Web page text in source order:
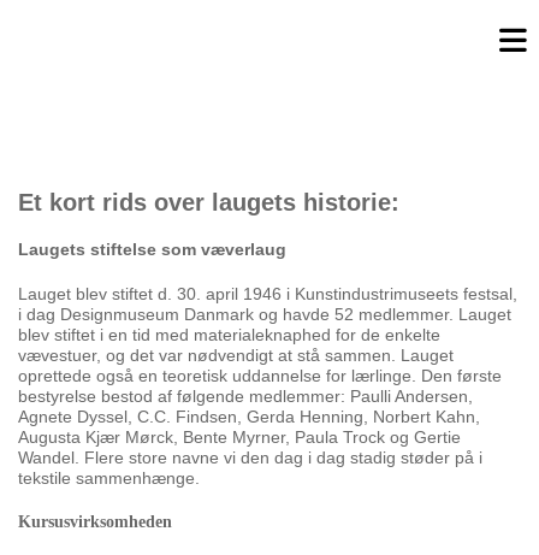
Et kort rids over laugets historie:
Laugets stiftelse som væverlaug
Lauget blev stiftet d. 30. april 1946 i Kunstindustrimuseets festsal,
i dag Designmuseum Danmark og havde 52 medlemmer. Lauget
blev stiftet i en tid med materialeknaphed for de enkelte
vævestuer, og det var nødvendigt at stå sammen. Lauget
oprettede også en teoretisk uddannelse for lærlinge. Den første
bestyrelse bestod af følgende medlemmer: Paulli Andersen,
Agnete Dyssel, C.C. Findsen, Gerda Henning, Norbert Kahn,
Augusta Kjær Mørck, Bente Myrner, Paula Trock og Gertie
Wandel. Flere store navne vi den dag i dag stadig støder på i
tekstile sammenhænge.
Kursusvirksomheden